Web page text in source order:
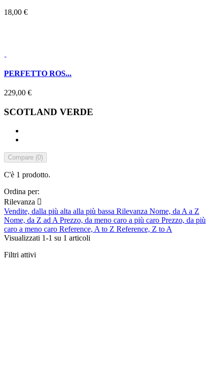
18,00 €
PERFETTO ROS...
229,00 €
SCOTLAND VERDE
Compare (0)
C'è 1 prodotto.
Ordina per:
Rilevanza 
Vendite, dalla più alta alla più bassa Rilevanza Nome, da A a Z
Nome, da Z ad APrezzo, da meno caro a più caro Prezzo, da più
caro a meno caro Reference, A to Z Reference, Z to A
Visualizzati 1-1 su 1 articoli
Filtri attivi